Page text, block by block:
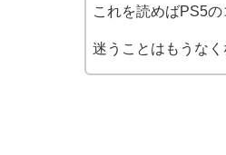
これを読めばPS5
迷うことはもうなく